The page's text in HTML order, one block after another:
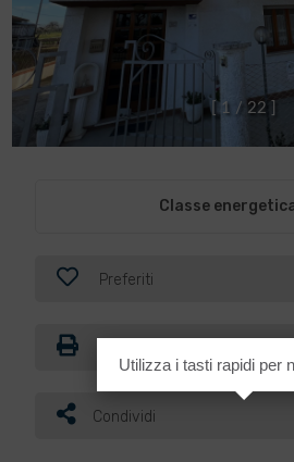
1 / 22
Classe
Preferiti
Condividi
Utilizza i tasti rapidi per